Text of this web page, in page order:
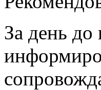
За день до